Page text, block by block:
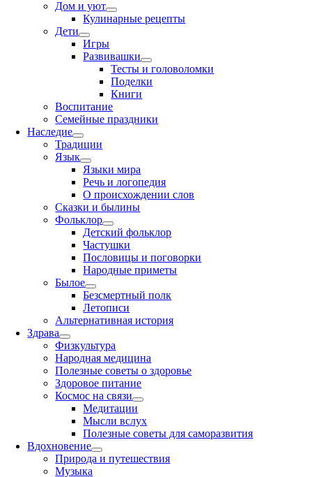
Дом и уют
Кулинарные рецепты
Дети
Игры
Развивашки
Тесты и головоломки
Поделки
Книги
Воспитание
Семейные праздники
Наследие
Традиции
Язык
Языки мира
Речь и логопедия
О происхождении слов
Сказки и былины
Фольклор
Детский фольклор
Частушки
Пословицы и поговорки
Народные приметы
Былое
Безсмертный полк
Летописи
Альтернативная история
Здрава
Физкультура
Народная медицина
Полезные советы о здоровье
Здоровое питание
Космос на связи
Медитации
Мысли вслух
Полезные советы для саморазвития
Вдохновение
Природа и путешествия
Музыка